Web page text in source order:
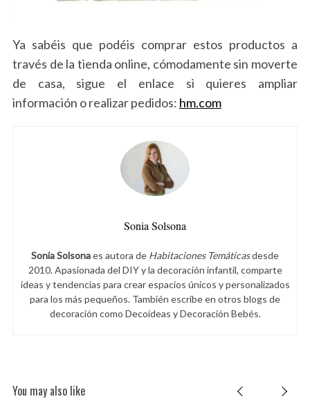
Ya sabéis que podéis comprar estos productos a
través de la tienda online, cómodamente sin moverte
de casa, sigue el enlace si quieres ampliar
información o realizar pedidos: hm.com
Sonia Solsona
Sonia Solsonaes autora de Habitaciones Temáticasdesde
2010. Apasionada del DIY y la decoración infantil, comparte
ideas y tendencias para crear espacios únicos y personalizados
para los más pequeños. También escribe en otros blogs de
decoración como Decoideas y Decoración Bebés.
You may also like